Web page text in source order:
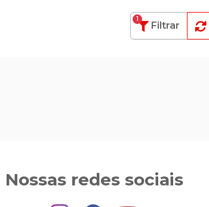
Filtrar
1
Nossas redes sociais